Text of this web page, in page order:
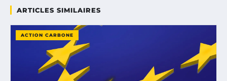
ARTICLES SIMILAIRES
ACTION CARBONE